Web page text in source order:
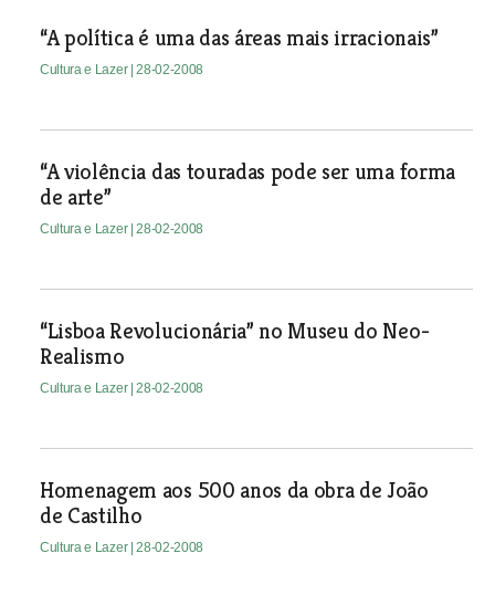
“A política é uma das áreas mais irracionais”
Cultura e Lazer | 28-02-2008
“A violência das touradas pode ser uma forma
de arte”
Cultura e Lazer | 28-02-2008
“Lisboa Revolucionária” no Museu do Neo-
Realismo
Cultura e Lazer | 28-02-2008
Homenagem aos 500 anos da obra de João
de Castilho
Cultura e Lazer | 28-02-2008